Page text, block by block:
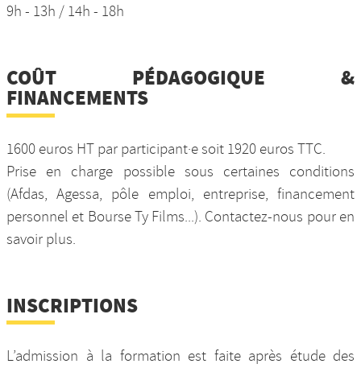
9h - 13h / 14h - 18h
COÛT PÉDAGOGIQUE &
FINANCEMENTS
1600 euros HT par participant·e soit 1920 euros TTC.
Prise en charge possible sous certaines conditions
(Afdas, Agessa, pôle emploi, entreprise, financement
personnel et Bourse Ty Films...). Contactez-nous pour en
savoir plus.
INSCRIPTIONS
L’admission à la formation est faite après étude des